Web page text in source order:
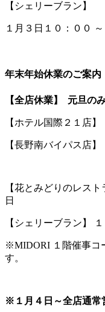
【シェリーブラン】
１月３日１０：００
年末年始休業のご案内
【全店休業】 元旦の
【ホテル国際２１店
【長野南バイパス店
【花とみどりのレス
日
【シェリーブラン】
※MIDORI １階催事コ
す。
※１月４日～全店通常